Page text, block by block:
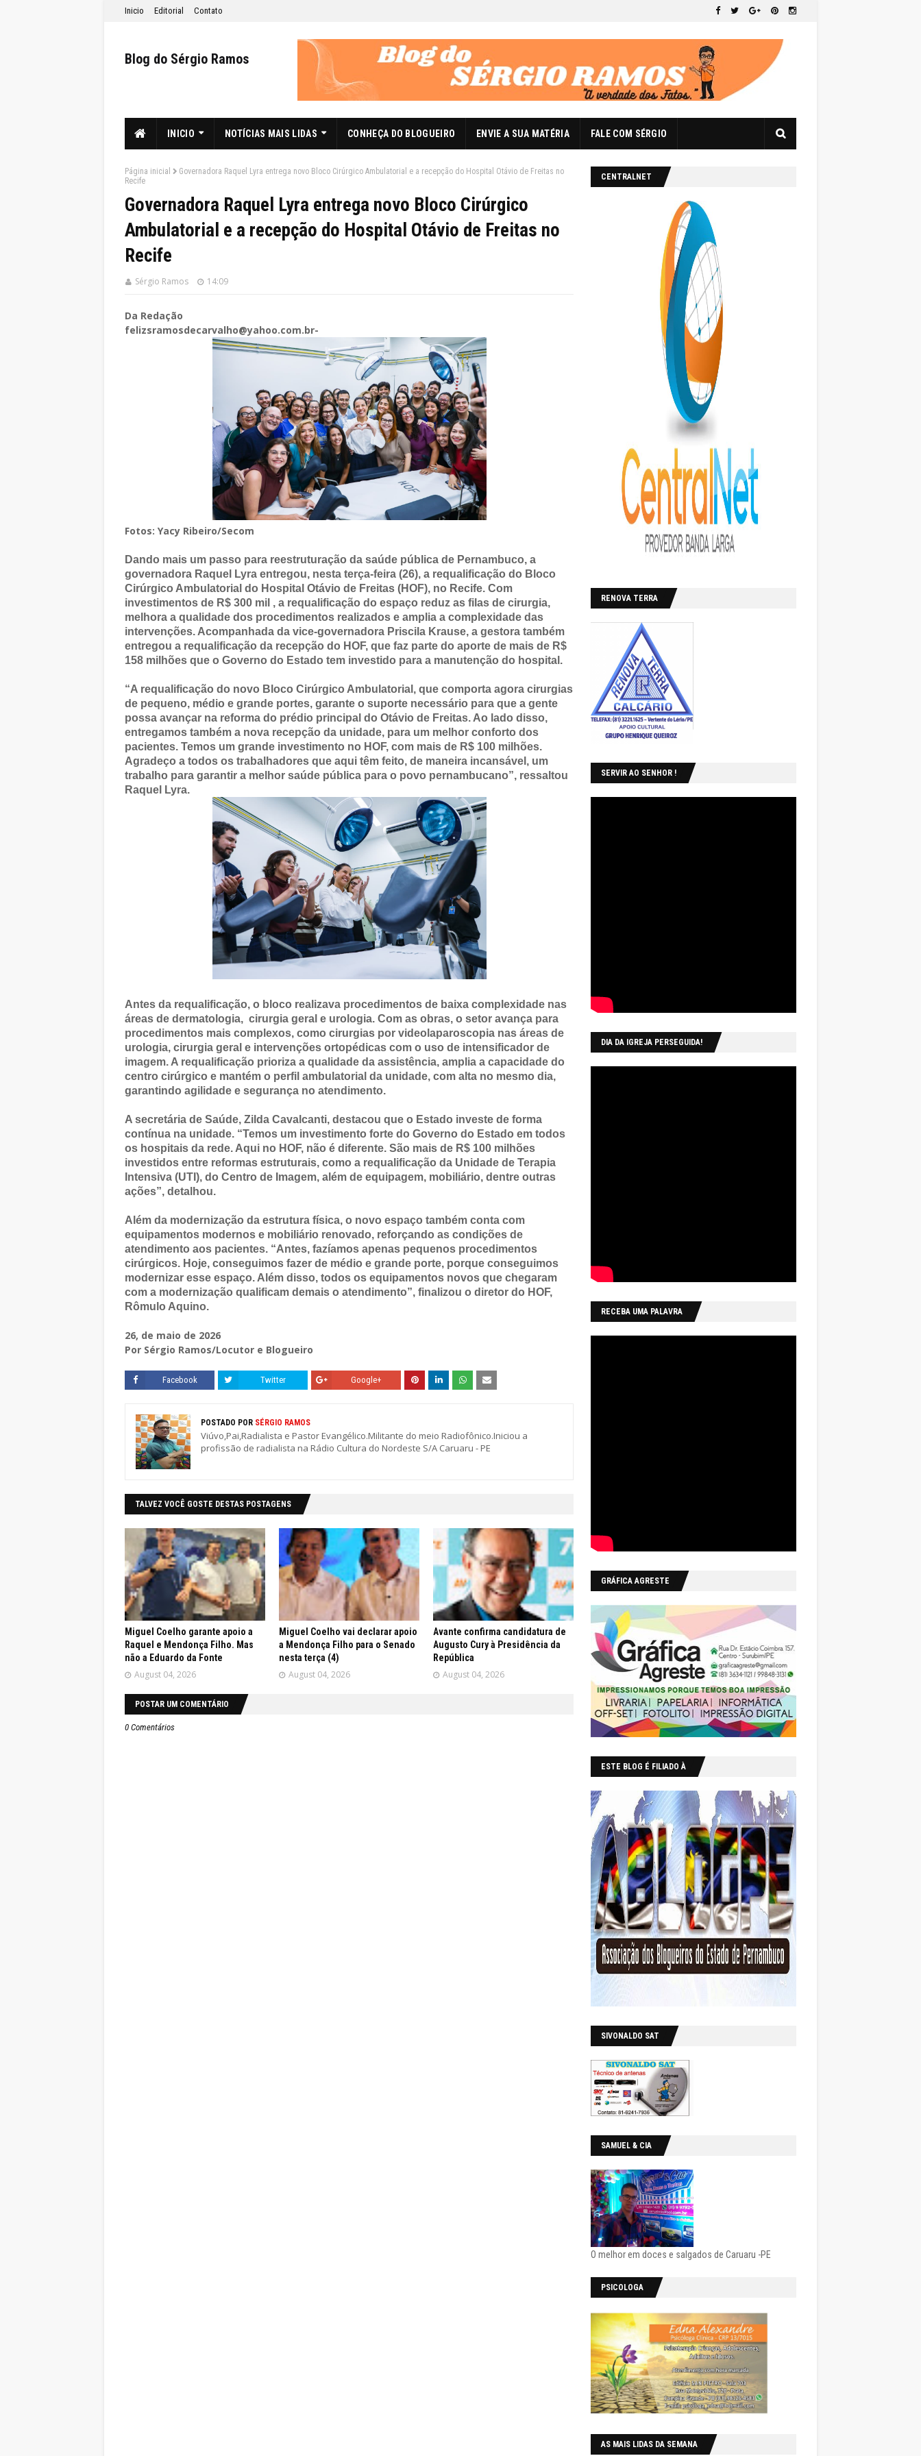
Inicio Editorial Contato
Blog do Sérgio Ramos
INICIO NOTÍCIAS MAIS LIDAS CONHEÇA DO BLOGUEIRO ENVIE A SUA MATÉRIA FALE COM SÉRGIO
Página inicial
Governadora Raquel Lyra entrega novo Bloco Cirúrgico Ambulatorial e a recepção do Hospital Otávio de Freitas no
Recife
Governadora Raquel Lyra entrega novo Bloco Cirúrgico
Ambulatorial e a recepção do Hospital Otávio de Freitas no
Recife
Sérgio Ramos 14:09
Da Redação
felizsramosdecarvalho@yahoo.com.br-
Fotos: Yacy Ribeiro/Secom
Dando mais um passo para reestruturação da saúde pública de Pernambuco, a
governadora Raquel Lyra entregou, nesta terça-feira (26), a requalificação do Bloco
Cirúrgico Ambulatorial do Hospital Otávio de Freitas (HOF), no Recife. Com
investimentos de R$ 300 mil , a requalificação do espaço reduz as filas de cirurgia,
melhora a qualidade dos procedimentos realizados e amplia a complexidade das
intervenções. Acompanhada da vice-governadora Priscila Krause, a gestora também
entregou a requalificação da recepção do HOF, que faz parte do aporte de mais de R$
158 milhões que o Governo do Estado tem investido para a manutenção do hospital.
“A requalificação do novo Bloco Cirúrgico Ambulatorial, que comporta agora cirurgias
de pequeno, médio e grande portes, garante o suporte necessário para que a gente
possa avançar na reforma do prédio principal do Otávio de Freitas. Ao lado disso,
entregamos também a nova recepção da unidade, para um melhor conforto dos
pacientes. Temos um grande investimento no HOF, com mais de R$ 100 milhões.
Agradeço a todos os trabalhadores que aqui têm feito, de maneira incansável, um
trabalho para garantir a melhor saúde pública para o povo pernambucano”, ressaltou
Raquel Lyra.
Antes da requalificação, o bloco realizava procedimentos de baixa complexidade nas
áreas de dermatologia, cirurgia geral e urologia. Com as obras, o setor avança para
procedimentos mais complexos, como cirurgias por videolaparoscopia nas áreas de
urologia, cirurgia geral e intervenções ortopédicas com o uso de intensificador de
imagem. A requalificação prioriza a qualidade da assistência, amplia a capacidade do
centro cirúrgico e mantém o perfil ambulatorial da unidade, com alta no mesmo dia,
garantindo agilidade e segurança no atendimento.
A secretária de Saúde, Zilda Cavalcanti, destacou que o Estado investe de forma
contínua na unidade. “Temos um investimento forte do Governo do Estado em todos
os hospitais da rede. Aqui no HOF, não é diferente. São mais de R$ 100 milhões
investidos entre reformas estruturais, como a requalificação da Unidade de Terapia
Intensiva (UTI), do Centro de Imagem, além de equipagem, mobiliário, dentre outras
ações”, detalhou.
Além da modernização da estrutura física, o novo espaço também conta com
equipamentos modernos e mobiliário renovado, reforçando as condições de
atendimento aos pacientes. “Antes, fazíamos apenas pequenos procedimentos
cirúrgicos. Hoje, conseguimos fazer de médio e grande porte, porque conseguimos
modernizar esse espaço. Além disso, todos os equipamentos novos que chegaram
com a modernização qualificam demais o atendimento”, finalizou o diretor do HOF,
Rômulo Aquino.
26, de maio de 2026
Por Sérgio Ramos/Locutor e Blogueiro
Facebook Twitter Google+
POSTADO POR SÉRGIO RAMOS
Viúvo,Pai,Radialista e Pastor Evangélico.Militante do meio Radiofônico.Iniciou a
profissão de radialista na Rádio Cultura do Nordeste S/A Caruaru - PE
TALVEZ VOCÊ GOSTE DESTAS POSTAGENS
Miguel Coelho garante apoio a
Raquel e Mendonça Filho. Mas
não a Eduardo da Fonte
August 04, 2026
Miguel Coelho vai declarar apoio
a Mendonça Filho para o Senado
nesta terça (4)
August 04, 2026
Avante confirma candidatura de
Augusto Cury à Presidência da
República
August 04, 2026
POSTAR UM COMENTÁRIO
0 Comentários
CENTRALNET
RENOVA TERRA
SERVIR AO SENHOR !
DIA DA IGREJA PERSEGUIDA!
RECEBA UMA PALAVRA
GRÁFICA AGRESTE
ESTE BLOG É FILIADO À
SIVONALDO SAT
SAMUEL & CIA
O melhor em doces e salgados de Caruaru -PE
PSICOLOGA
AS MAIS LIDAS DA SEMANA